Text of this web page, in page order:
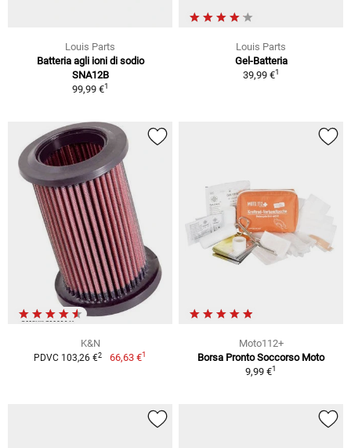
Louis Parts
Batteria agli ioni di sodio
SNA12B
99,99 €1
Louis Parts
Gel-Batteria
39,99 €1
K&N
PDVC 103,26 €2 66,63 €1
Moto112+
Borsa Pronto Soccorso Moto
9,99 €1